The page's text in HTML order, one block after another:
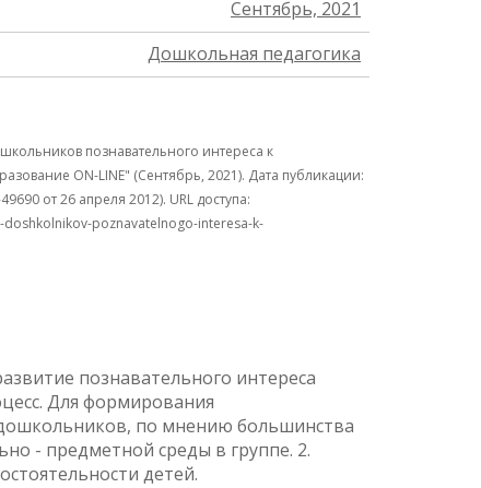
Сентябрь, 2021
Дошкольная педагогика
познавательного интереса к
ON-LINE" (Сентябрь, 2021). Дата публикации:
от 26 апреля 2012). URL доступа:
poznavatelnogo-interesa-k-
познавательного интереса
Для формирования
по мнению большинства
- предметной среды в группе. 2.
детей.